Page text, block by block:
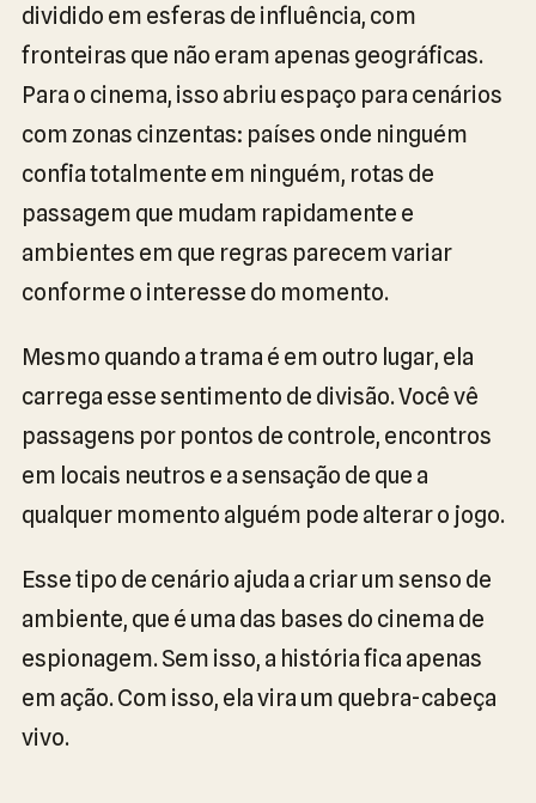
dividido em esferas de influência, com
fronteiras que não eram apenas geográficas.
Para o cinema, isso abriu espaço para cenários
com zonas cinzentas: países onde ninguém
confia totalmente em ninguém, rotas de
passagem que mudam rapidamente e
ambientes em que regras parecem variar
conforme o interesse do momento.
Mesmo quando a trama é em outro lugar, ela
carrega esse sentimento de divisão. Você vê
passagens por pontos de controle, encontros
em locais neutros e a sensação de que a
qualquer momento alguém pode alterar o jogo.
Esse tipo de cenário ajuda a criar um senso de
ambiente, que é uma das bases do cinema de
espionagem. Sem isso, a história fica apenas
em ação. Com isso, ela vira um quebra-cabeça
vivo.